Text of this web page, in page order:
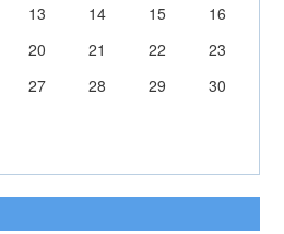
13 14 15
16
20 21 22
23
27 28 29
30